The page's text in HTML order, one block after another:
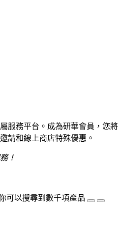
服務平台。成為研華會員，您將
請和線上商店特殊優惠。
！
可以搜尋到數千項產品